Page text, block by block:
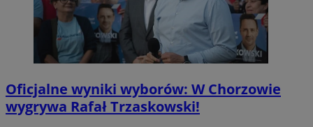
Oficjalne wyniki wyborów: W Chorzowie
wygrywa Rafał Trzaskowski!